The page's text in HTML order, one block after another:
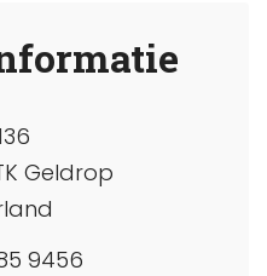
Geldrop
9456